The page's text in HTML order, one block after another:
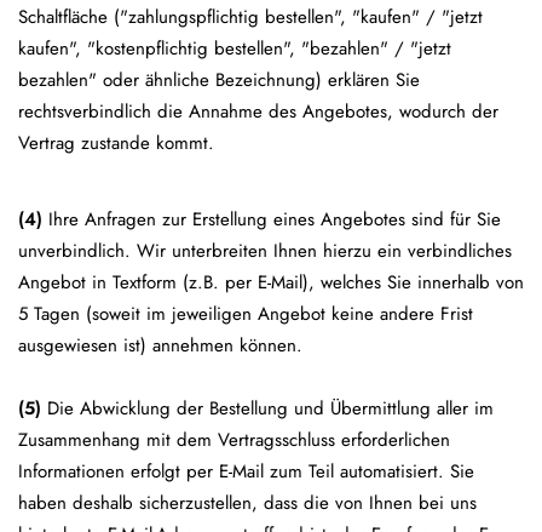
Schaltfläche ("zahlungspflichtig bestellen", "kaufen" / "jetzt
kaufen", "kostenpflichtig bestellen", "bezahlen" / "jetzt
bezahlen" oder ähnliche Bezeichnung) erklären Sie
rechtsverbindlich die Annahme des Angebotes, wodurch der
Vertrag zustande kommt.
(4) Ihre Anfragen zur Erstellung eines Angebotes sind für Sie
unverbindlich. Wir unterbreiten Ihnen hierzu ein verbindliches
Angebot in Textform (z.B. per E-Mail), welches Sie innerhalb von
5 Tagen (soweit im jeweiligen Angebot keine andere Frist
ausgewiesen ist) annehmen können.
(5) Die Abwicklung der Bestellung und Übermittlung aller im
Zusammenhang mit dem Vertragsschluss erforderlichen
Informationen erfolgt per E-Mail zum Teil automatisiert. Sie
haben deshalb sicherzustellen, dass die von Ihnen bei uns